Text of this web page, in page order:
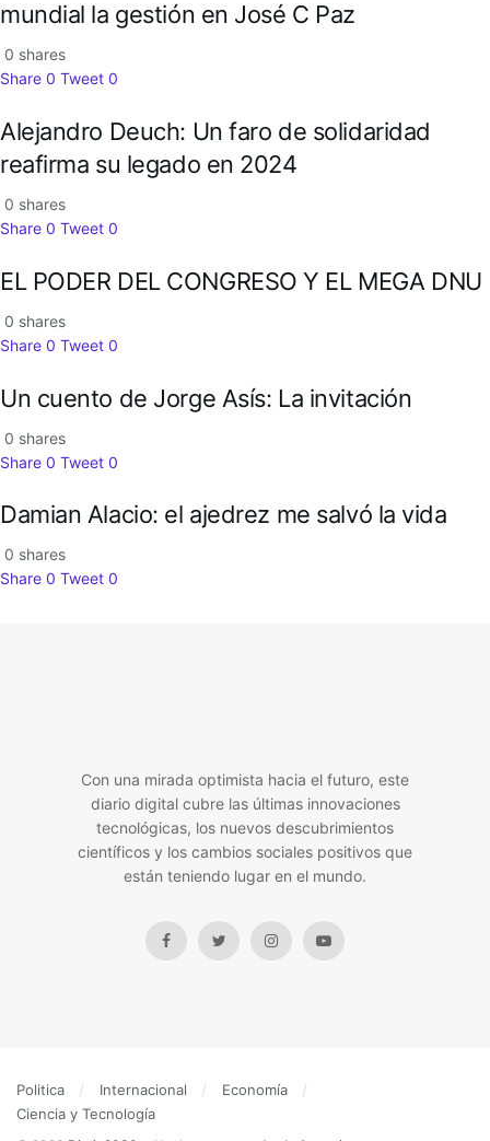
mundial la gestión en José C Paz
0 shares
Share 0 Tweet 0
Alejandro Deuch: Un faro de solidaridad
reafirma su legado en 2024
0 shares
Share 0 Tweet 0
EL PODER DEL CONGRESO Y EL MEGA DNU
0 shares
Share 0 Tweet 0
Un cuento de Jorge Asís: La invitación
0 shares
Share 0 Tweet 0
Damian Alacio: el ajedrez me salvó la vida
0 shares
Share 0 Tweet 0
Con una mirada optimista hacia el futuro, este
diario digital cubre las últimas innovaciones
tecnológicas, los nuevos descubrimientos
científicos y los cambios sociales positivos que
están teniendo lugar en el mundo.
Politica Internacional
Economía
Ciencia y Tecnología